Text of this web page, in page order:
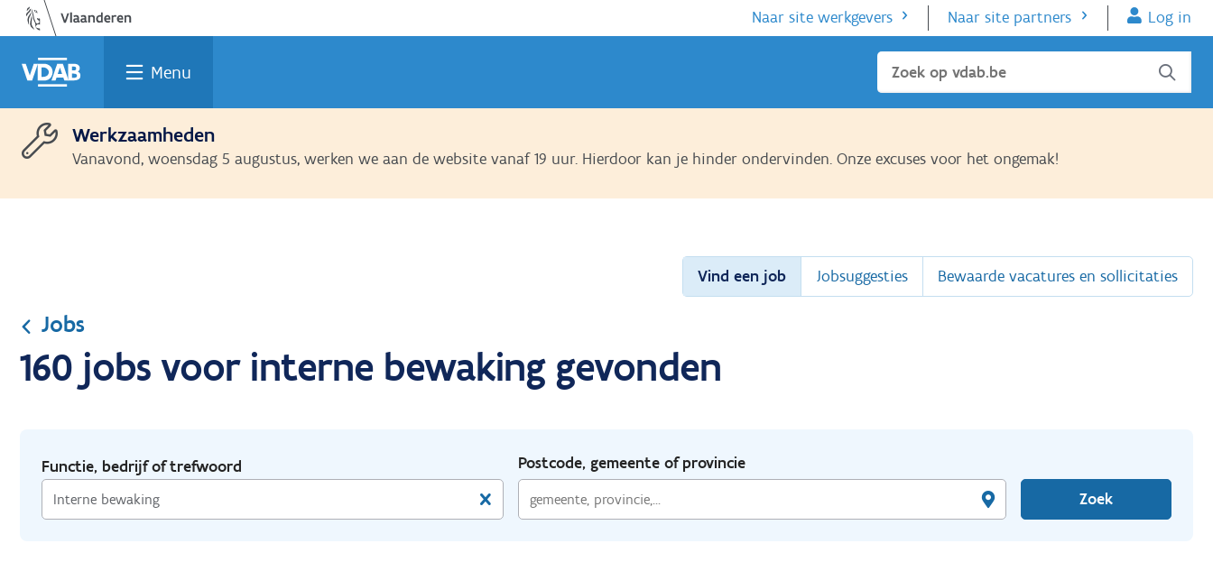
Ga
naar
de
inhoud
Vind
een
job
Vind
een
opleiding
Welke
job
past
bij
Terug
naar
home
Naar site werkgevers Naar site partners Log in
Menu Sluiten
Werkzaamheden
Vanavond, woensdag 5 augustus, werken we aan de website vanaf 19 uur. Hierdoor kan je hinder ondervinden. Onze excuses voor het ongemak!
Vind een job Jobsuggesties Bewaarde vacatures en sollicitaties
Jobs
160 jobs voor interne bewaking gevonden
Functie, bedrijf of trefwoord
Postcode, gemeente of provincie
Zoek